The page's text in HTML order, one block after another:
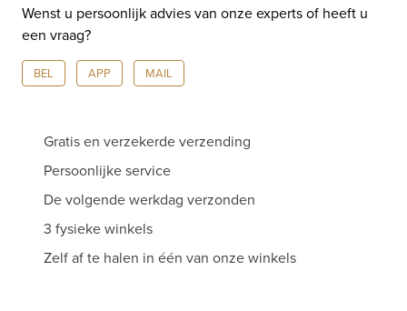
20R93Rlobmpbludbr
aantal
Wenst u persoonlijk advies van onze experts of heeft u
een vraag?
BEL APP MAIL
Gratis en verzekerde verzending
Persoonlijke service
De volgende werkdag verzonden
3 fysieke winkels
Zelf af te halen in één van onze winkels